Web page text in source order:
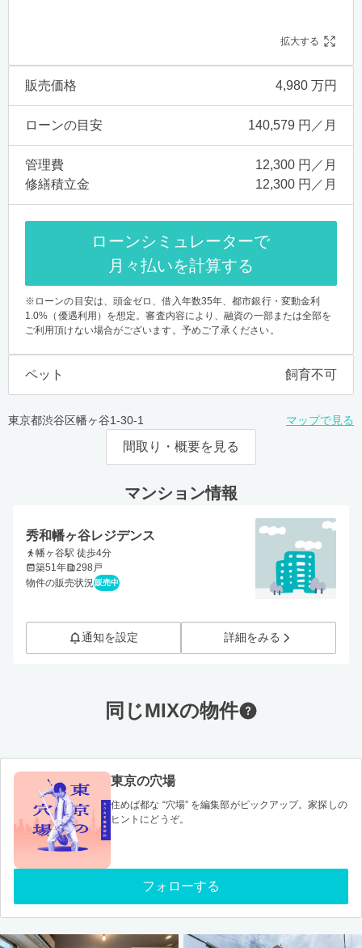
拡大する
販売価格 4,980 万円
ローンの目安 140,579 円／月
管理費
12,300 円／月
修繕積立金
12,300 円／月
ローンシミュレーターで
月々払いを計算する
※ローンの目安は、頭金ゼロ、借入年数35年、都市銀行・変動金利
1.0%（優遇利用）を想定。審査内容により、融資の一部または全部を
ご利用頂けない場合がございます。予めご了承ください。
ペット 飼育不可
東京都渋谷区幡ヶ谷1-30-1 マップで見る
間取り・概要を見る
マンション情報
秀和幡ヶ谷レジデンス
幡ヶ谷駅 徒歩4分
築51年
298戸
物件の販売状況 販売中
通知を設定 詳細をみる
同じMIXの物件
東京の穴場
住めば都な “穴場” を編集部がピックアップ。家探しの
ヒントにどうぞ。
フォローする